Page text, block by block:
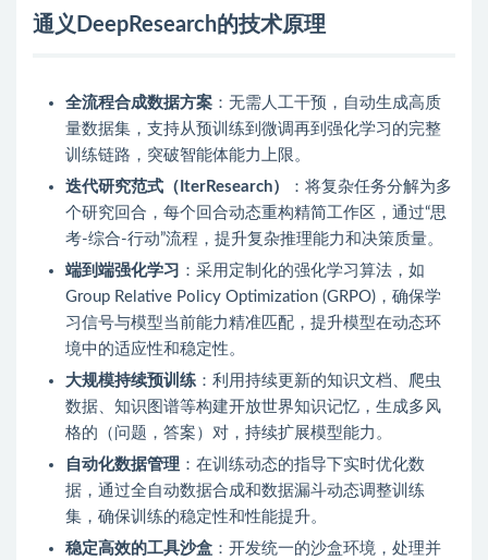
通义DeepResearch的技术原理
全流程合成数据方案 ：无需人工干预，自动生成高质
量数据集，支持从预训练到微调再到强化学习的完整
训练链路，突破智能体能力上限。
迭代研究范式（IterResearch）
：将复杂任务分解为多
个研究回合，每个回合动态重构精简工作区，通过“思
考-综合-行动”流程，提升复杂推理能力和决策质量。
端到端强化学习 ：采用定制化的强化学习算法，如
Group Relative Policy Optimization (GRPO)，确保学
习信号与模型当前能力精准匹配，提升模型在动态环
境中的适应性和稳定性。
大规模持续预训练 ：利用持续更新的知识文档、爬虫
数据、知识图谱等构建开放世界知识记忆，生成多风
格的（问题，答案）对，持续扩展模型能力。
自动化数据管理 ：在训练动态的指导下实时优化数
据，通过全自动数据合成和数据漏斗动态调整训练
集，确保训练的稳定性和性能提升。
稳定高效的工具沙盒 ：开发统一的沙盒环境，处理并